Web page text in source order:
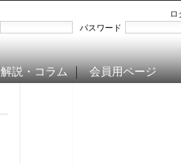
ロ
パスワード
解説・コラム 会員用ページ